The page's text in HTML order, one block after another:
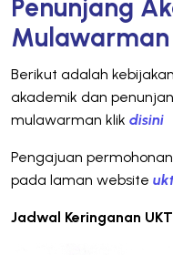
Penunjang
Mulawarman
Berikut adalah
akademik dan
mulawarman klik disini
Pengajuan
pada laman website
Jadwal Keringanan